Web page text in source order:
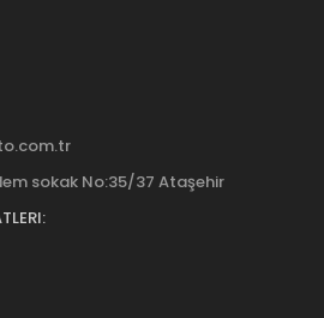
sokak No:35/37 Ataşehir